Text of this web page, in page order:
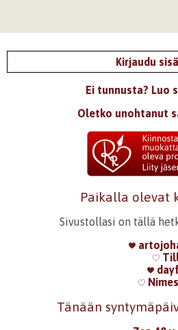
Kirjaudu
Ei tunnusta? Luo
Oletko unohtanut
Paikalla olevat
Sivustollasi on tällä
Tänään